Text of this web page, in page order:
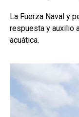
La Fuerza Naval y
respuesta y auxilio
acuática.